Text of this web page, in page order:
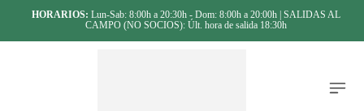
HORARIOS: Lun-Sab: 8:00h a 20:30h - Dom: 8:00h a 20:00h | SALIDAS AL
CAMPO (NO SOCIOS): Últ. hora de salida 18:30h